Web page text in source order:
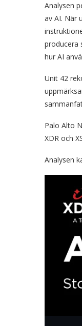
Analysen
av AI. När
producera
hur AI
Unit 42
Palo Alto
XDR och
Analysen